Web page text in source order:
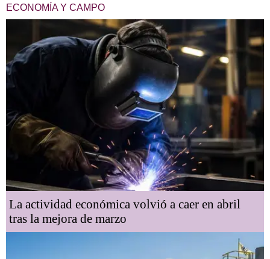
ECONOMÍA Y CAMPO
La actividad económica volvió a caer en abril
tras la mejora de marzo